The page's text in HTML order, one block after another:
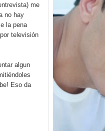
de Oficina Regional
para emprendedoras
artística con nuevo
se unen al regreso de
me
no hay
la pena
televisión
algun
Eso da